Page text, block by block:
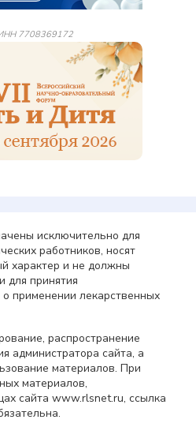
ИНН 7708369172
исключительно для
работников, носят
характер и не должны
для принятия
применении лекарственных
распространение
администратора сайта, а
материалов. При
материалов,
сайта www.rlsnet.ru, ссылка